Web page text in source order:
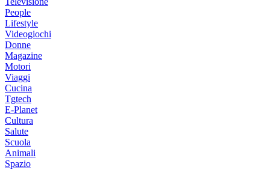
People
Lifestyle
Videogiochi
Donne
Magazine
Motori
Viaggi
Cucina
Tgtech
E-Planet
Cultura
Salute
Scuola
Animali
Spazio